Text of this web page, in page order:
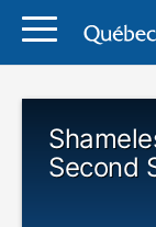
Second